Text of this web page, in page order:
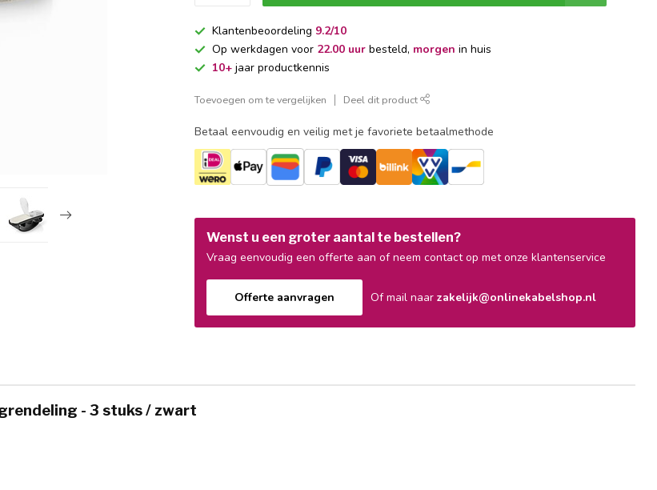
Klantenbeoordeling 9.2/10
Op werkdagen voor 22.00 uur besteld, morgen in huis
10+ jaar productkennis
Toevoegen om te vergelijken Deel dit product
Betaal eenvoudig en veilig met je favoriete betaalmethode
Wenst u een groter aantal te bestellen?
Vraag eenvoudig een offerte aan of neem contact op met onze klantenservice
Offerte aanvragen Of mail naarzakelijk@onlinekabelshop.nl
- 3 stuks / zwart